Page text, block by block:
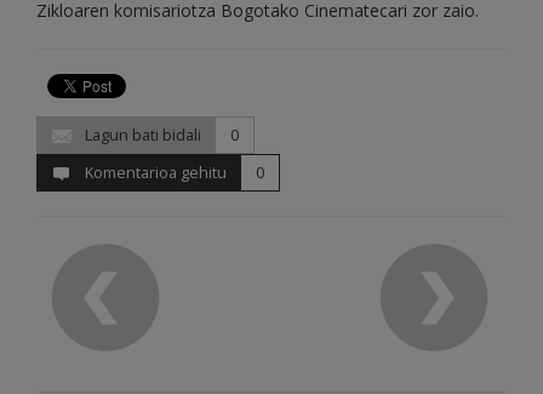
Zikloaren komisariotza Bogotako Cinematecari zor zaio.
Lagun bati bidali
0
Komentarioa gehitu
0